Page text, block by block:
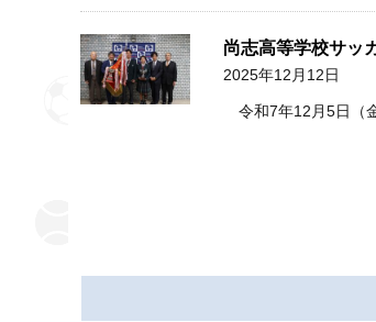
尚志高等学校サッ
2025年12月12日
令和7年12月5日（